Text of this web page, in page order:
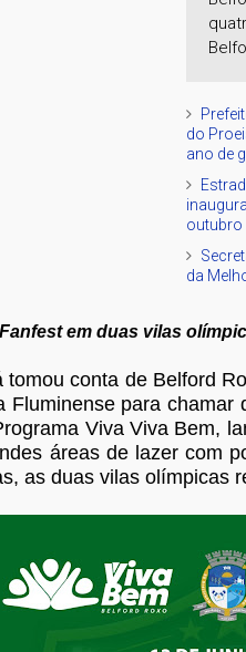
do
ano de
outubro
da
em duas vilas
tomou conta de Belford
Fluminense para
Viva Viva Bem,
áreas de lazer com
as duas vilas olímpicas